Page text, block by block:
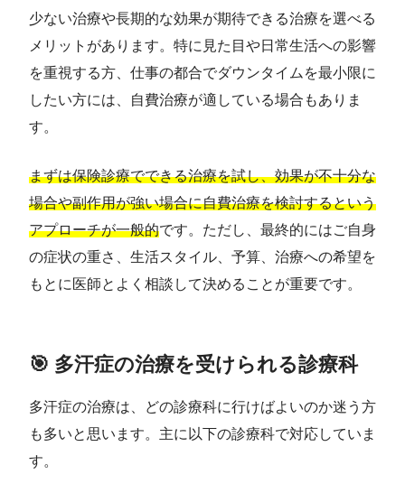
少ない治療や長期的な効果が期待できる治療を選べる
メリットがあります。特に見た目や日常生活への影響
を重視する方、仕事の都合でダウンタイムを最小限に
したい方には、自費治療が適している場合もありま
す。
まずは保険診療でできる治療を試し、効果が不十分な
場合や副作用が強い場合に自費治療を検討するという
アプローチが一般的です。ただし、最終的にはご自身
の症状の重さ、生活スタイル、予算、治療への希望を
もとに医師とよく相談して決めることが重要です。
🎯 多汗症の治療を受けられる診療科
多汗症の治療は、どの診療科に行けばよいのか迷う方
も多いと思います。主に以下の診療科で対応していま
す。